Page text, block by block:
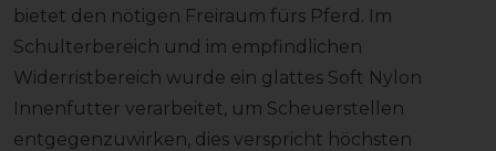
bietet den nötigen Freiraum fürs Pferd. Im
Schulterbereich und im empfindlichen
Widerristbereich wurde ein glattes Soft Nylon
Innenfutter verarbeitet, um Scheuerstellen
entgegenzuwirken, dies verspricht höchsten